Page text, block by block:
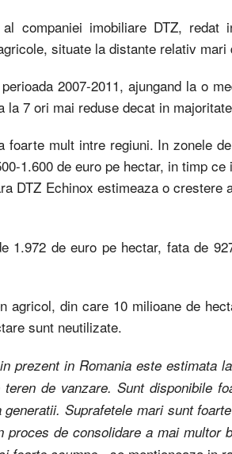
companiei imobiliare DTZ,
situate la distante relativ mari
2007-2011, ajungand la o
7 ori mai reduse decat in
foarte mult intre regiuni. In zonele
1.600 de euro pe hectar, in timp
DTZ Echinox estimeaza o
1.972 de euro pe hectar, fata de
agricol, din care 10 milioane de
sunt neutilizate.
prezent in Romania este estimata
de vanzare. Sunt disponibile
Suprafetele mari sunt
de consolidare a mai multor